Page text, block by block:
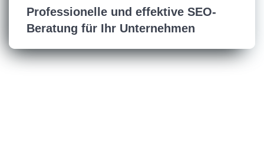
Professionelle und effektive SEO-
Beratung für Ihr Unternehmen